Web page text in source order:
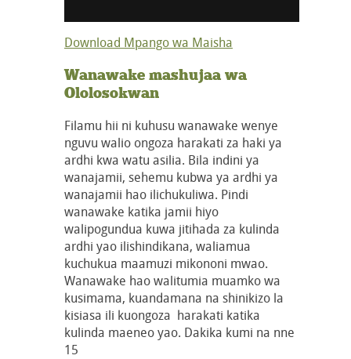
Download Mpango wa Maisha
Wanawake mashujaa wa
Ololosokwan
Filamu hii ni kuhusu wanawake wenye
nguvu walio ongoza harakati za haki ya
ardhi kwa watu asilia. Bila indini ya
wanajamii, sehemu kubwa ya ardhi ya
wanajamii hao ilichukuliwa. Pindi
wanawake katika jamii hiyo
walipogundua kuwa jitihada za kulinda
ardhi yao ilishindikana, waliamua
kuchukua maamuzi mikononi mwao.
Wanawake hao walitumia muamko wa
kusimama, kuandamana na shinikizo la
kisiasa ili kuongoza harakati katika
kulinda maeneo yao. Dakika kumi na nne
15